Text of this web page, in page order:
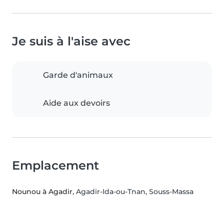
Je suis à l'aise avec
Garde d'animaux
Aide aux devoirs
Emplacement
Nounou à Agadir, Agadir-Ida-ou-Tnan, Souss-Massa